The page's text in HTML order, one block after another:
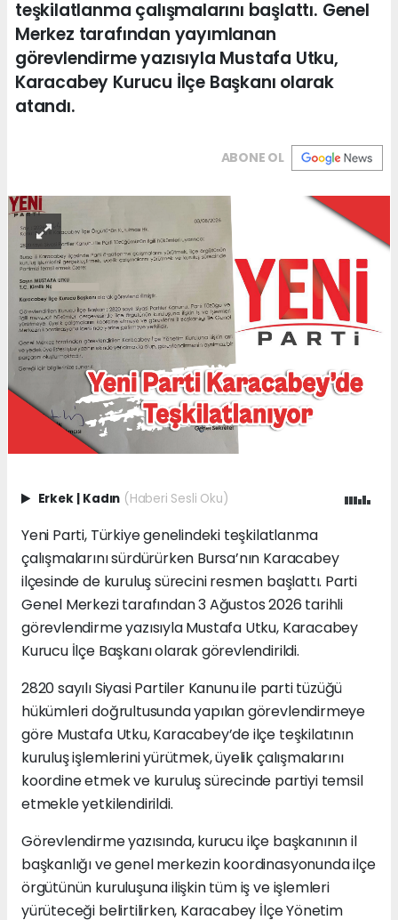
teşkilatlanma çalışmalarını başlattı. Genel
Merkez tarafından yayımlanan
görevlendirme yazısıyla Mustafa Utku,
Karacabey Kurucu İlçe Başkanı olarak
atandı.
ABONE OL
Erkek | Kadın (Haberi Sesli Oku)
Yeni Parti, Türkiye genelindeki teşkilatlanma
çalışmalarını sürdürürken Bursa’nın Karacabey
ilçesinde de kuruluş sürecini resmen başlattı. Parti
Genel Merkezi tarafından 3 Ağustos 2026 tarihli
görevlendirme yazısıyla Mustafa Utku, Karacabey
Kurucu İlçe Başkanı olarak görevlendirildi.
2820 sayılı Siyasi Partiler Kanunu ile parti tüzüğü
hükümleri doğrultusunda yapılan görevlendirmeye
göre Mustafa Utku, Karacabey’de ilçe teşkilatının
kuruluş işlemlerini yürütmek, üyelik çalışmalarını
koordine etmek ve kuruluş sürecinde partiyi temsil
etmekle yetkilendirildi.
Görevlendirme yazısında, kurucu ilçe başkanının il
başkanlığı ve genel merkezin koordinasyonunda ilçe
örgütünün kuruluşuna ilişkin tüm iş ve işlemleri
yürüteceği belirtilirken, Karacabey İlçe Yönetim